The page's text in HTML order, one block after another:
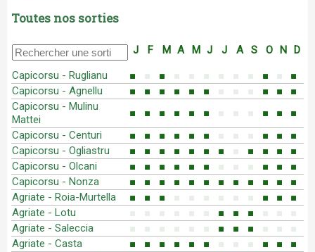
Toutes nos sorties
J F M A M J J A S O N
D
Capicorsu - Ruglianu
■ ■ ■ ■ ■ ■ ■ ■ ■ ■ ■
■
Capicorsu - Agnellu
■ ■ ■ ■ ■ ■ ■ ■ ■ ■ ■
■
Capicorsu - Mulinu
Mattei
■ ■ ■ ■ ■ ■ ■ ■ ■ ■ ■
■
Capicorsu - Centuri
■ ■ ■ ■ ■ ■ ■ ■ ■ ■ ■
■
Capicorsu - Ogliastru
■ ■ ■ ■ ■ ■ ■ ■ ■ ■ ■
■
Capicorsu - Olcani
■ ■ ■ ■ ■ ■ ■ ■ ■ ■ ■
■
Capicorsu - Nonza
■ ■ ■ ■ ■ ■ ■ ■ ■ ■ ■
■
Agriate - Roia-Murtella
■ ■ ■ ■ ■ ■ ■ ■ ■ ■ ■
■
Agriate - Lotu
■ ■ ■ ■ ■ ■ ■ ■ ■ ■ ■
■
Agriate - Saleccia
■ ■ ■ ■ ■ ■ ■ ■ ■ ■ ■
■
Agriate - Casta
■ ■ ■ ■ ■ ■ ■ ■ ■ ■ ■
■